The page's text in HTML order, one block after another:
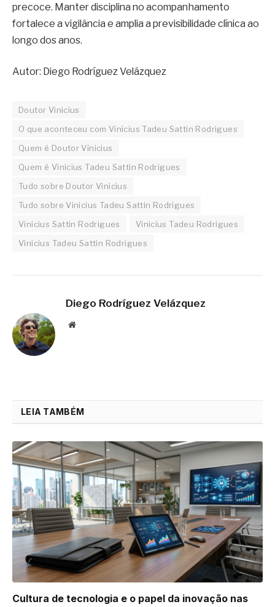
precoce. Manter disciplina no acompanhamento
fortalece a vigilância e amplia a previsibilidade clínica ao
longo dos anos.
Autor: Diego Rodríguez Velázquez
Doutor Vinicius
O que aconteceu com Vinicius Tadeu Sattin Rodrigues
Quem é Doutor Vinicius
Quem é Vinicius Tadeu Sattin Rodrigues
Tudo sobre Doutor Vinicius
Tudo sobre Vinicius Tadeu Sattin Rodrigues
Vinicius Sattin Rodrigues
Vinicius Tadeu Rodrigues
Vinicius Tadeu Sattin Rodrigues
Diego Rodríguez Velázquez
Website
LEIA TAMBÉM
Cultura de tecnologia e o papel da inovação nas